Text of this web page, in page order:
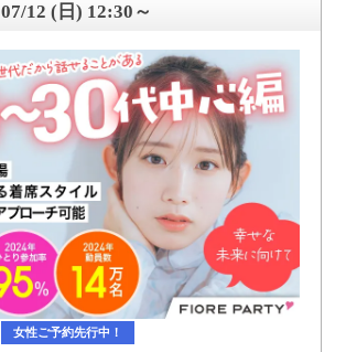
個人情報保護のため
プライバシーマークを 取得しております
07/12 (日) 12:30～
女性ご予約先行中！